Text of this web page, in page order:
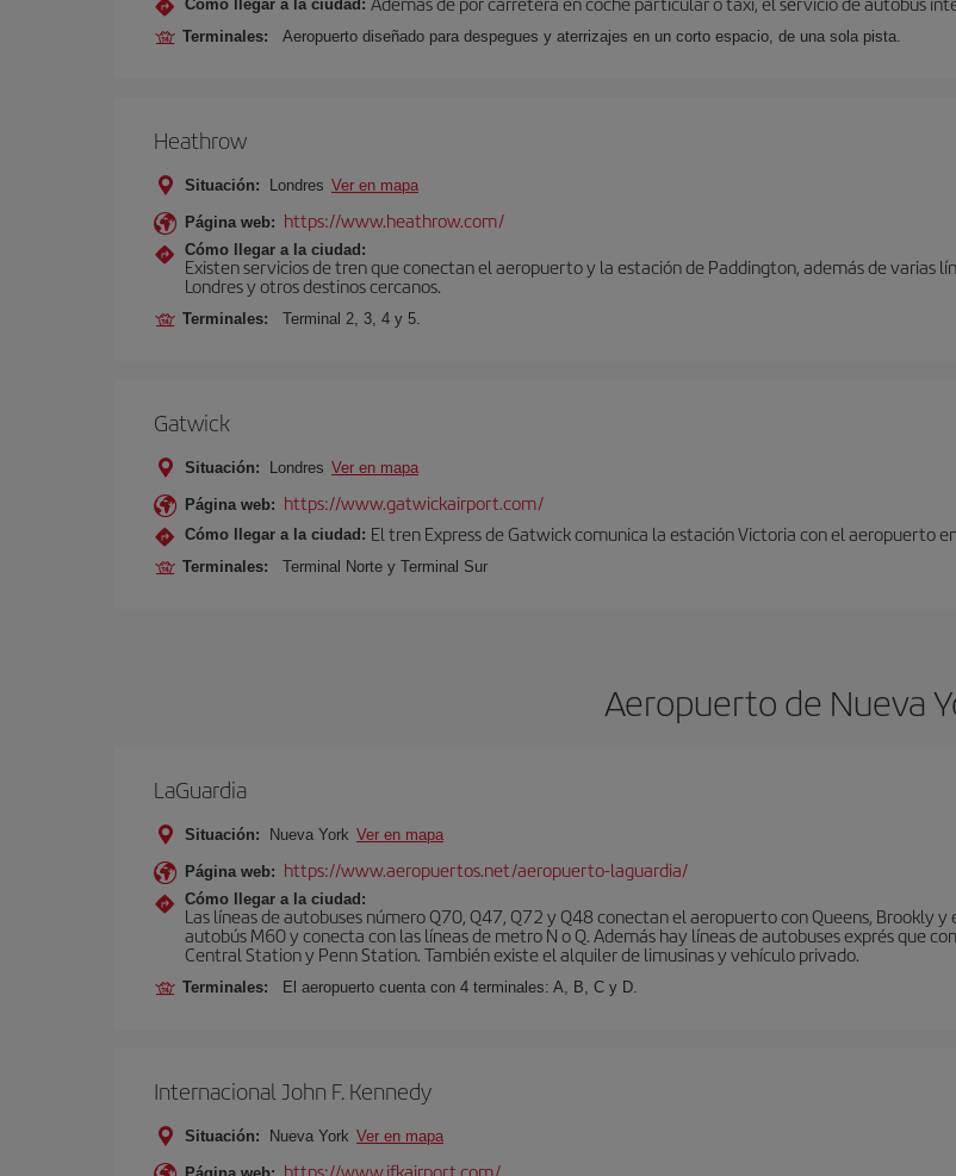
Cómo llegar a la ciudad:
Terminales: Aeropuerto diseñado para despegues y aterrizajes en un corto espacio, de una sola pista.
Heathrow
Situación: Londres Ver en mapa
Página web: https://www.heathrow.com/
Cómo llegar a la ciudad:
Existen servicios de tren que conectan el aeropuerto y la estación de Paddington, además de varias
Londres y otros destinos cercanos.
Terminales: Terminal 2, 3, 4 y 5.
Gatwick
Situación: Londres Ver en mapa
Página web: https://www.gatwickairport.com/
Cómo llegar a la ciudad: El tren Express de Gatwick comunica la estación Victoria con el aeropuerto
Terminales: Terminal Norte y Terminal Sur
Aeropuerto de Nueva
LaGuardia
Situación: Nueva York Ver en mapa
Página web: https://www.aeropuertos.net/aeropuerto-laguardia/
Cómo llegar a la ciudad:
Las líneas de autobuses número Q70, Q47, Q72 y Q48 conectan el aeropuerto con Queens, Brookly
autobús M60 y conecta con las líneas de metro N o Q. Además hay líneas de autobuses exprés que
Central Station y Penn Station. También existe el alquiler de limusinas y vehículo privado.
Terminales: El aeropuerto cuenta con 4 terminales: A, B, C y D.
Internacional John F. Kennedy
Situación: Nueva York Ver en mapa
https://www.jfkairport.com/